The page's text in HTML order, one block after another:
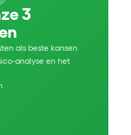
3
als beste kansen
analyse en het